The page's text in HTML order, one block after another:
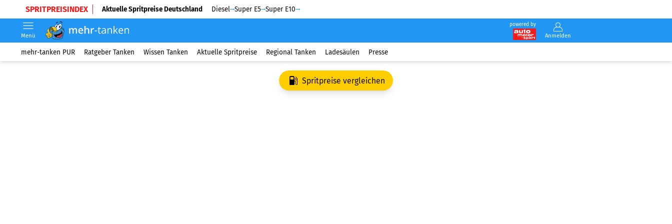
SPRITPREISINDEX Aktuelle Spritpreise Deutschland Diesel Super E5 Super E10
powered by
Anmelden
Menü
mehr-tanken PUR Ratgeber Tanken Wissen Tanken Aktuelle Spritpreise Regional Tanken Ladesäulen Presse
Spritpreise vergleichen